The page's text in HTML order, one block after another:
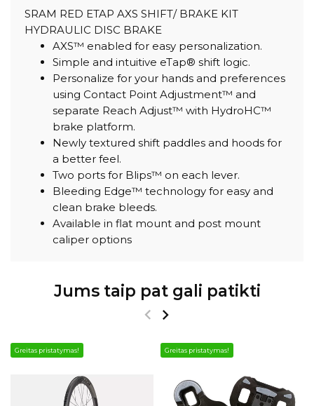
SRAM RED ETAP AXS SHIFT/ BRAKE KIT
HYDRAULIC DISC BRAKE
AXS™ enabled for easy personalization.
Simple and intuitive eTap® shift logic.
Personalize for your hands and preferences
using Contact Point Adjustment™ and
separate Reach Adjust™ with HydroHC™
brake platform.
Newly textured shift paddles and hoods for
a better feel.
Two ports for Blips™ on each lever.
Bleeding Edge™ technology for easy and
clean brake bleeds.
Available in flat mount and post mount
caliper options
Jums taip pat gali patikti
Greitas pristatymas! Greitas pristatymas!